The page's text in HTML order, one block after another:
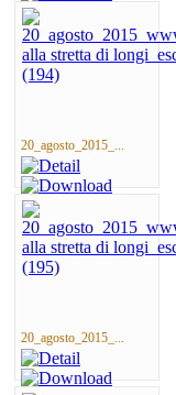
20_agosto_2015_...
20_agosto_2015_...